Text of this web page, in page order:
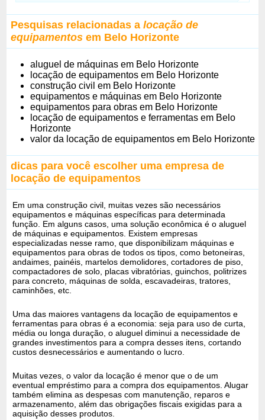
Pesquisas relacionadas alocação de
equipamentos em Belo Horizonte
aluguel de máquinas em Belo Horizonte
locação de equipamentos em Belo Horizonte
construção civil em Belo Horizonte
equipamentos e máquinas em Belo Horizonte
equipamentos para obras em Belo Horizonte
locação de equipamentos e ferramentas em Belo
Horizonte
valor da locação de equipamentos em Belo Horizonte
dicas para você escolher uma empresa de
locação de equipamentos
Em uma construção civil, muitas vezes são necessários
equipamentos e máquinas específicas para determinada
função. Em alguns casos, uma solução econômica é o aluguel
de máquinas e equipamentos. Existem empresas
especializadas nesse ramo, que disponibilizam máquinas e
equipamentos para obras de todos os tipos, como betoneiras,
andaimes, painéis, martelos demolidores, cortadores de piso,
compactadores de solo, placas vibratórias, guinchos, politrizes
para concreto, máquinas de solda, escavadeiras, tratores,
caminhões, etc.
Uma das maiores vantagens da locação de equipamentos e
ferramentas para obras é a economia: seja para uso de curta,
média ou longa duração, o aluguel diminui a necessidade de
grandes investimentos para a compra desses itens, cortando
custos desnecessários e aumentando o lucro.
Muitas vezes, o valor da locação é menor que o de um
eventual empréstimo para a compra dos equipamentos. Alugar
também elimina as despesas com manutenção, reparos e
armazenamento, além das obrigações fiscais exigidas para a
aquisição desses produtos.